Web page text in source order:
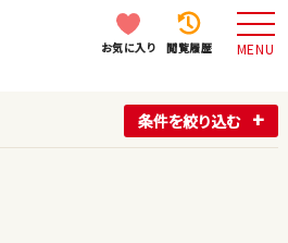
お気に入り 閲覧履歴 MENU
条件を絞り込む